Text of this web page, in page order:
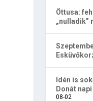
Öttusa:
„nulladik”
Idén is
Donát
08-02